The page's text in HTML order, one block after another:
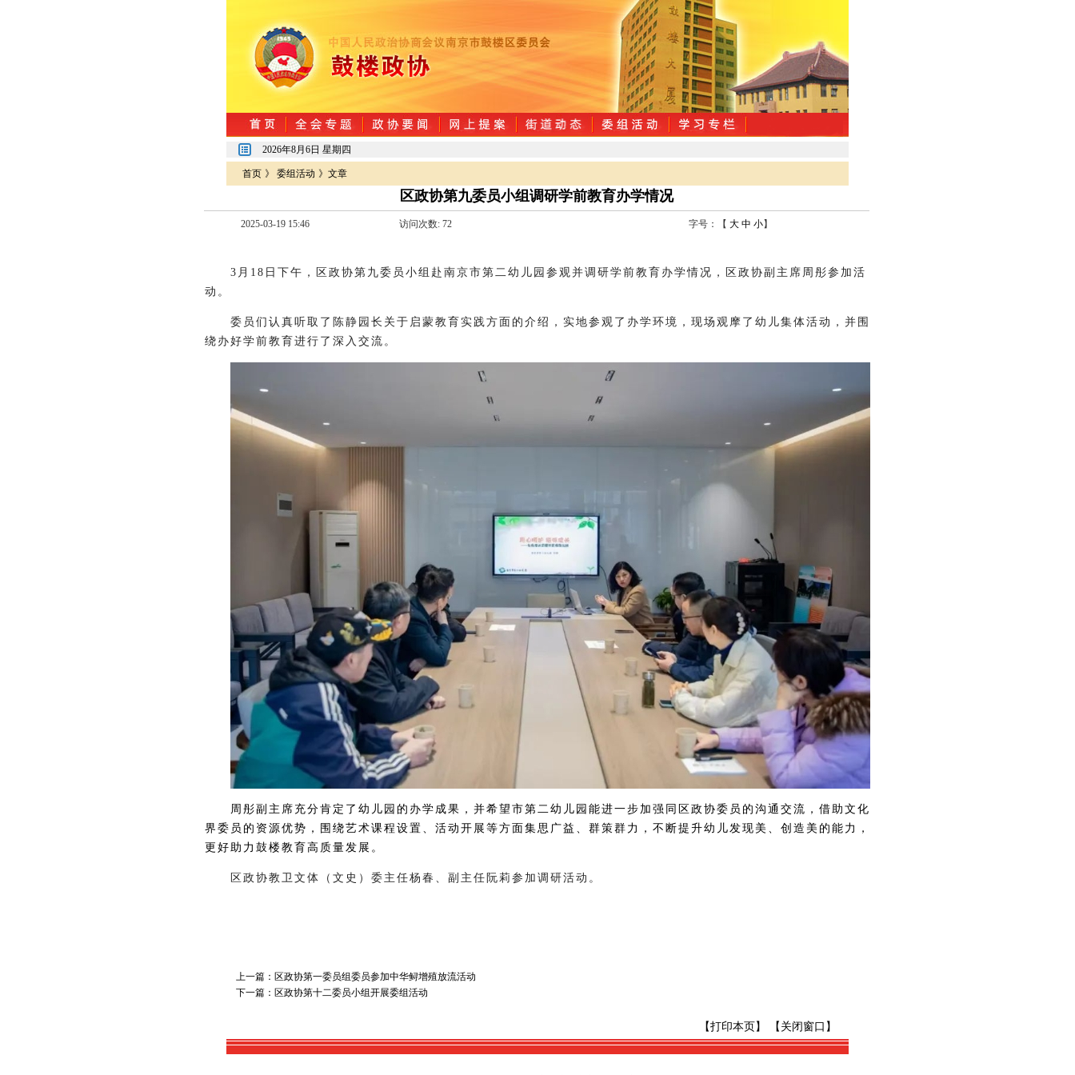
2026年8月6日 星期四
首页 》 委组活动 》文章
区政协第九委员小组调研学前教育办学情况
2025-03-19 15:46 访问次数: 72 字号：【 大 中 小】
3月18日下午，区政协第九委员小组赴南京市第二幼儿园参观并调研学前教育办学情况，区政协副主席周彤参加活
动。
委员们认真听取了陈静园长关于启蒙教育实践方面的介绍，实地参观了办学环境，现场观摩了幼儿集体活动，并围
绕办好学前教育进行了深入交流。
周彤副主席充分肯定了幼儿园的办学成果，并希望市第二幼儿园能进一步加强同区政协委员的沟通交流，借助文化
界委员的资源优势，围绕艺术课程设置、活动开展等方面集思广益、群策群力，不断提升幼儿发现美、创造美的能力，
更好助力鼓楼教育高质量发展。
区政协教卫文体（文史）委主任杨春、副主任阮莉参加调研活动。
上一篇：区政协第一委员组委员参加中华鲟增殖放流活动
下一篇：区政协第十二委员小组开展委组活动
【打印本页】 【关闭窗口】